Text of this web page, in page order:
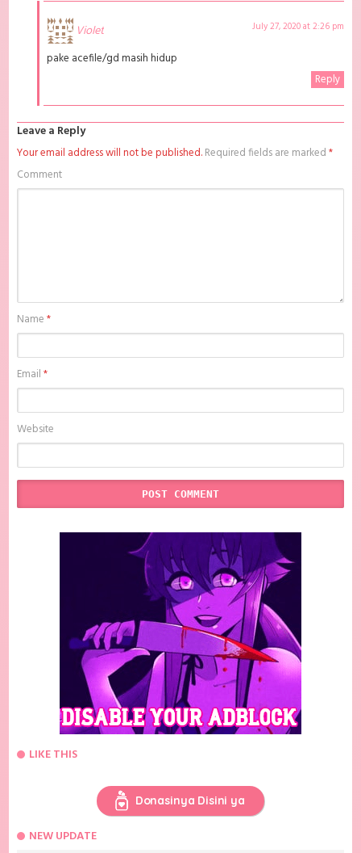
Violet July 27, 2020 at 2:26 pm
pake acefile/gd masih hidup
Reply
Leave a Reply
Your email address will not be published.Required fields are marked*
Comment
Name*
Email*
Website
LIKE THIS
Donasinya Disini ya
NEW UPDATE